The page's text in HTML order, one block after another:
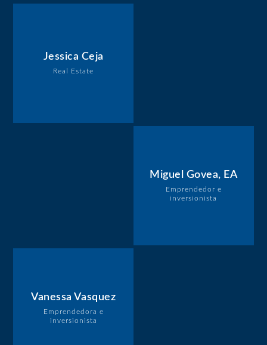
Jessica Ceja
Real Estate
Miguel Govea, EA
Emprendedor e
inversionista
Vanessa Vasquez
Emprendedora e
inversionista